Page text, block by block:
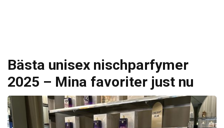
Bästa unisex nischparfymer
2025 – Mina favoriter just nu